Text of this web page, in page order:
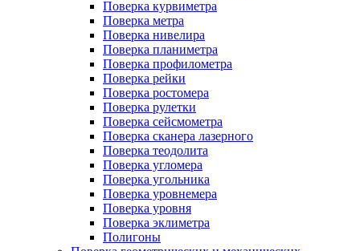
Поверка курвиметра
Поверка метра
Поверка нивелира
Поверка планиметра
Поверка профилометра
Поверка рейки
Поверка ростомера
Поверка рулетки
Поверка сейсмометра
Поверка сканера лазерного
Поверка теодолита
Поверка угломера
Поверка угольника
Поверка уровнемера
Поверка уровня
Поверка эклиметра
Полигоны